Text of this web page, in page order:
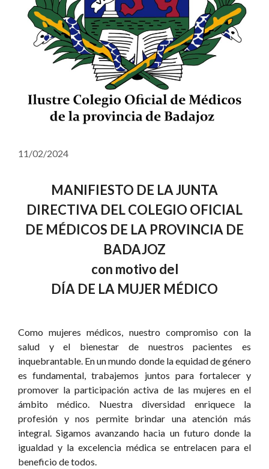
11/02/2024
MANIFIESTO DE LA JUNTA
DIRECTIVA DEL COLEGIO OFICIAL
DE MÉDICOS DE LA PROVINCIA DE
BADAJOZ
con motivo del
DÍA DE LA MUJER MÉDICO
Como mujeres médicos, nuestro compromiso con la
salud y el bienestar de nuestros pacientes es
inquebrantable. En un mundo donde la equidad de género
es fundamental, trabajemos juntos para fortalecer y
promover la participación activa de las mujeres en el
ámbito médico. Nuestra diversidad enriquece la
profesión y nos permite brindar una atención más
integral. Sigamos avanzando hacia un futuro donde la
igualdad y la excelencia médica se entrelacen para el
beneficio de todos.